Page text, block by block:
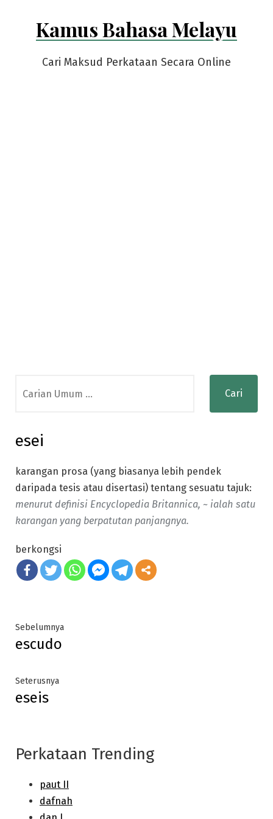
Kamus Bahasa Melayu
Cari Maksud Perkataan Secara Online
for:
esei
karangan prosa (yang biasanya lebih pendek
daripada tesis atau disertasi) tentang sesuatu tajuk:
menurut definisi Encyclopedia Britannica, ~ ialah satu
karangan yang berpatutan panjangnya.
berkongsi
Post
navigation
SebelumnyaPrevious
escudo
SeterusnyaNext
eseis
Perkataan Trending